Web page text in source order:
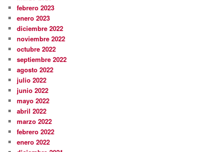
febrero 2023
enero 2023
diciembre 2022
noviembre 2022
octubre 2022
septiembre 2022
agosto 2022
julio 2022
junio 2022
mayo 2022
abril 2022
marzo 2022
febrero 2022
enero 2022